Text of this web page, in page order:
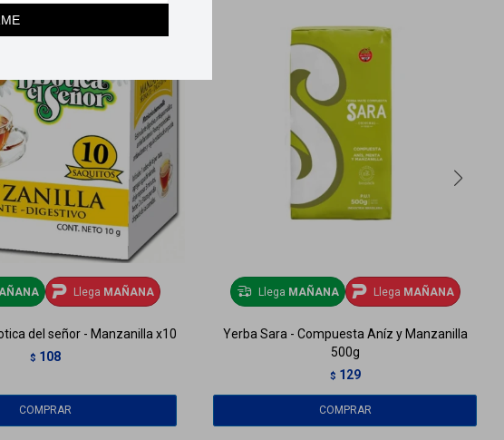
Llega MAÑANA
del señor - Manzanilla x10
$ 108
Llega MAÑANA Llega MAÑANA
Yerba Sara - Compuesta Aníz y Manzanilla
500g
$ 129